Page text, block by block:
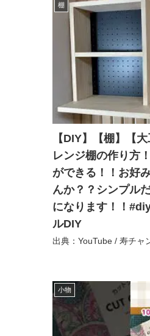
棚
【DIY】【棚】【
レンジ棚の作り方
ができる！！お好
んか？？シンプル
になります！！
ルDIY
出典：YouTube / 寿チャ
小物